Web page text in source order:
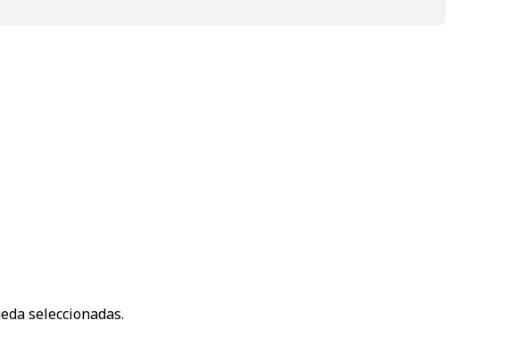
seleccionadas.